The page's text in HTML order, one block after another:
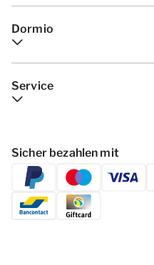
Dormio
Service
Sicher bezahlen mit